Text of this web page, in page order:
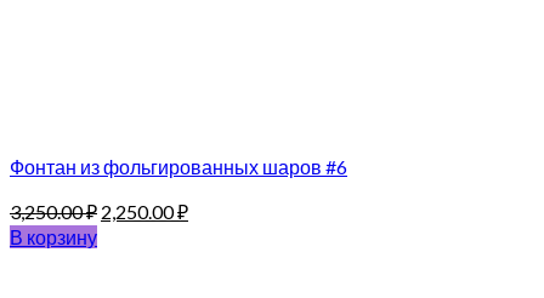
Фонтан из фольгированных шаров #6
3,250.00₽ 2,250.00₽
В корзину